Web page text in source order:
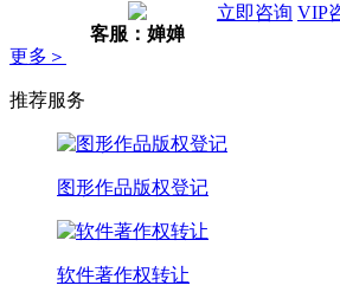
立即咨询 VIP
客服：婵婵
更多＞
推荐服务
图形作品版权登记
软件著作权转让